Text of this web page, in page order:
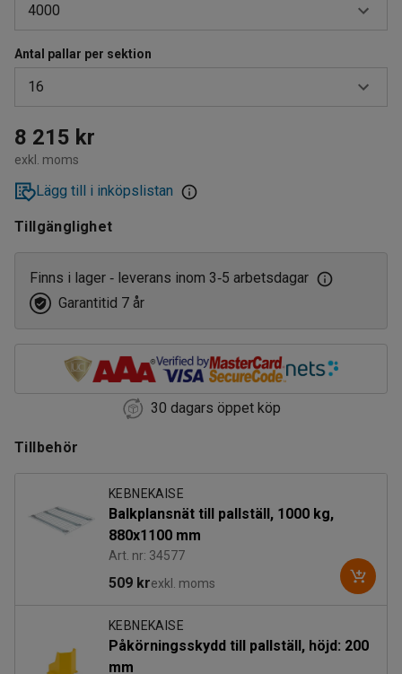
4000
2500
4000
5000
Antal pallar per sektion
16
12
16
20
8 215 kr
exkl. moms
Lägg till i inköpslistan
Tillgänglighet
Finns i lager ‑ leverans inom 3‑5 arbetsdagar
Garantitid 7 år
30 dagars öppet köp
Tillbehör
KEBNEKAISE
Balkplansnät till pallställ, 1000 kg,
880x1100 mm
Art. nr: 34577
509 krexkl. moms
KEBNEKAISE
Påkörningsskydd till pallställ, höjd: 200
mm